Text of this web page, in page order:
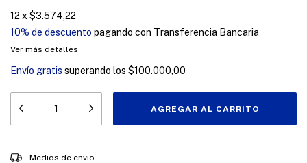
12 x $3.574,22
10% de descuento pagando con Transferencia Bancaria
Ver más detalles
Envío gratis superando los $100.000,00
Entregas para el CP:
Medios de envío